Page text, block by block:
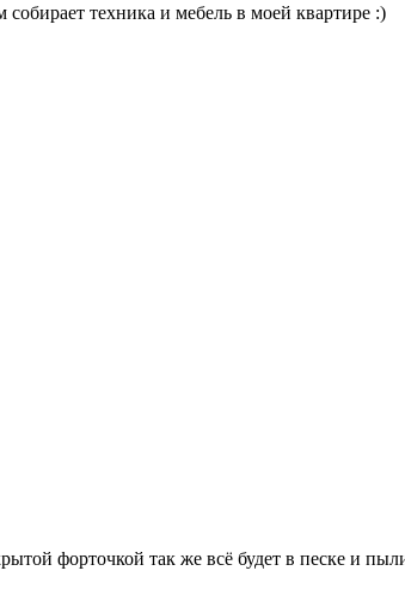
техника и мебель в моей квартире :)
форточкой так же всё будет в песке и